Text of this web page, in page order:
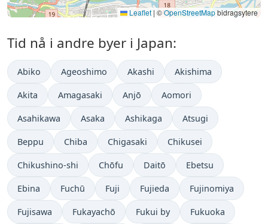
Leaflet | ©OpenStreetMapbidragsytere
Tid nå i andre byer i Japan:
Abiko Ageoshimo Akashi Akishima
Akita Amagasaki Anjō Aomori
Asahikawa Asaka Ashikaga Atsugi
Beppu Chiba Chigasaki Chikusei
Chikushino-shi Chōfu Daitō Ebetsu
Ebina Fuchū Fuji Fujieda Fujinomiya
Fujisawa Fukayachō Fukui by Fukuoka